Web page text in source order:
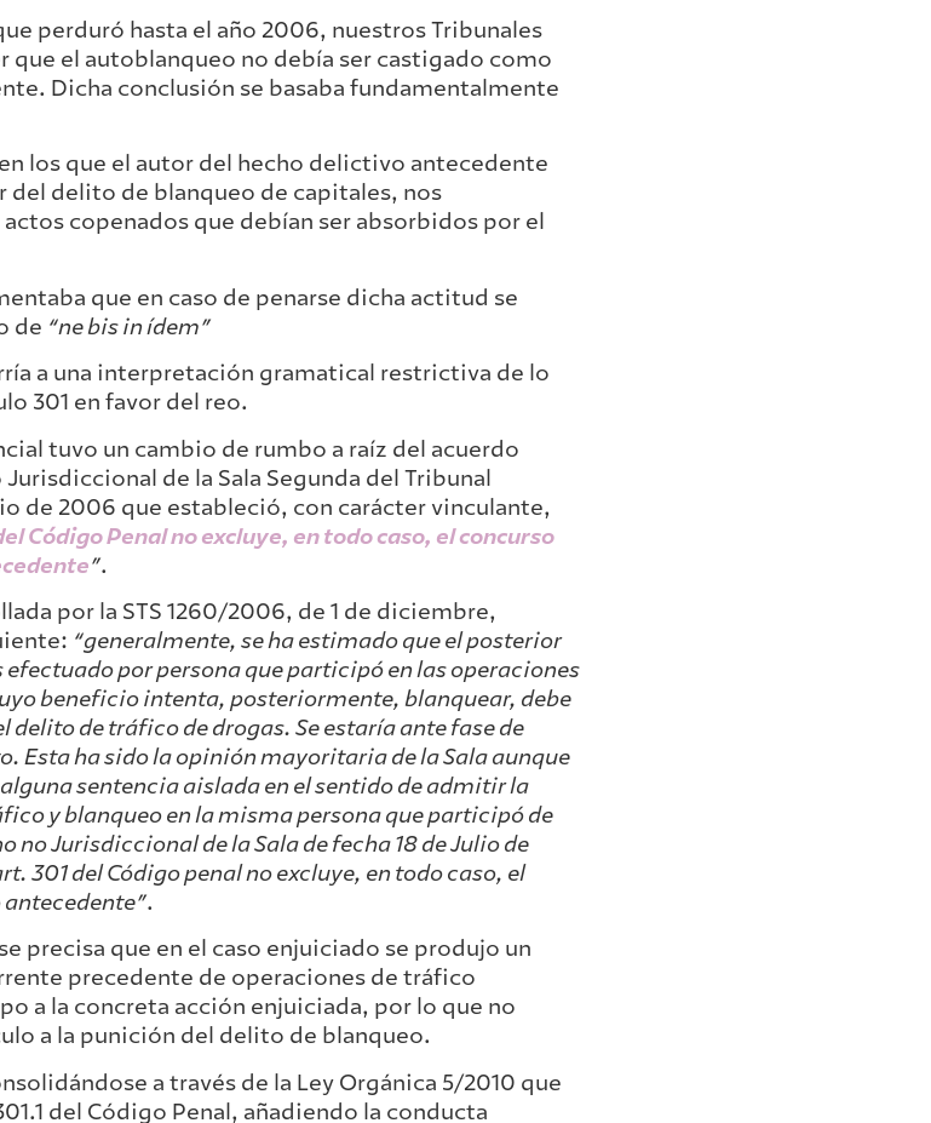
perduró hasta el año 2006, nuestros Tribunales
que el autoblanqueo no debía ser castigado como
Dicha conclusión se basaba fundamentalmente
los que el autor del hecho delictivo antecedente
del delito de blanqueo de capitales, nos
copenados que debían ser absorbidos por el
que en caso de penarse dicha actitud se
de “ne bis in ídem”
a una interpretación gramatical restrictiva de lo
301 en favor del reo.
tuvo un cambio de rumbo a raíz del acuerdo
de la Sala Segunda del Tribunal
de 2006 que estableció, con carácter vinculante,
Código Penal no excluye, en todo caso, el concurso
”.
por la STS 1260/2006, de 1 de diciembre,
“generalmente, se ha estimado que el posterior
por persona que participó en las operaciones
beneficio intenta, posteriormente, blanquear, debe
delito de tráfico de drogas. Se estaría ante fase de
Esta ha sido la opinión mayoritaria de la Sala aunque
sentencia aislada en el sentido de admitir la
y blanqueo en la misma persona que participó de
no Jurisdiccional de la Sala de fecha 18 de Julio de
301 del Código penal no excluye, en todo caso, el
.
precisa que en el caso enjuiciado se produjo un
precedente de operaciones de tráfico
a la concreta acción enjuiciada, por lo que no
a la punición del delito de blanqueo.
a través de la Ley Orgánica 5/2010 que
del Código Penal, añadiendo la conducta